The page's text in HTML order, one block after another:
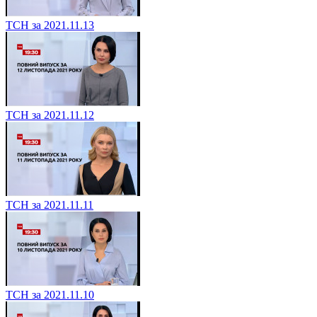
ТСН за 2021.11.13
ТСН за 2021.11.12
ТСН за 2021.11.11
ТСН за 2021.11.10